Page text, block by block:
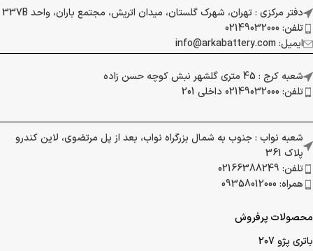
دفتر مرکزی : تهران، شهرک گلستان، میدان اتریش، مجتمع باران، واحد 337B
تلفن: 02149032000
ایمیل: info@arkabattery.com
شعبه کرج : 45 متری گلشهر نبش کوچه حسن زاده
تلفن: 02149032000 داخلی 201
شعبه نواب : جنوب به شمال بزرگراه نواب، بعد از پل مرتضوی، لاین کندرو
پلاک 361
تلفن: 02166388249
همراه: 09358012000
محصولات پرفروش
باتری پژو 207